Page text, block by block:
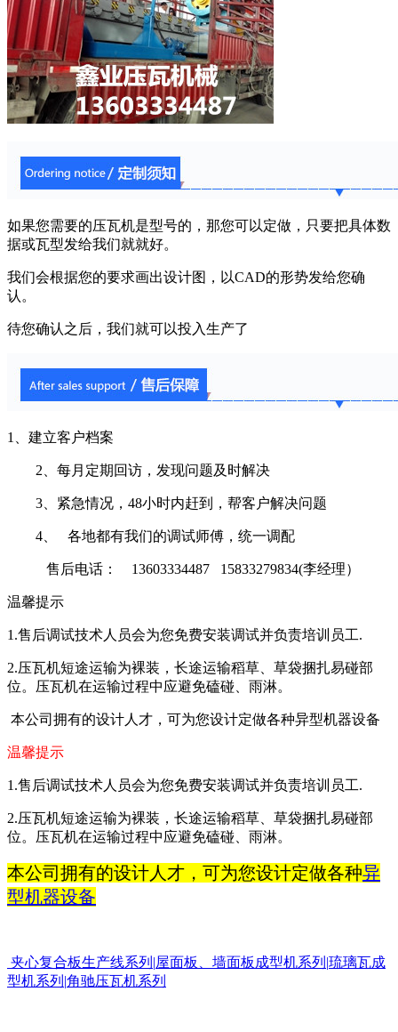
如果您需要的压瓦机是型号的，那您可以定做，只要把具体数
据或瓦型发给我们就就好。
我们会根据您的要求画出设计图，以CAD的形势发给您确
认。
待您确认之后，我们就可以投入生产了
1、建立客户档案
2、每月定期回访，发现问题及时解决
3、紧急情况，48小时内赶到，帮客户解决问题
4、 各地都有我们的调试师傅，统一调配
售后电话： 13603334487 15833279834(李经理）
温馨提示
1.售后调试技术人员会为您免费安装调试并负责培训员工.
2.压瓦机短途运输为裸装，长途运输稻草、草袋捆扎易碰部
位。压瓦机在运输过程中应避免磕碰、雨淋。
本公司拥有的设计人才，可为您设计定做各种异型机器设备
温馨提示
1.售后调试技术人员会为您免费安装调试并负责培训员工.
2.压瓦机短途运输为裸装，长途运输稻草、草袋捆扎易碰部
位。压瓦机在运输过程中应避免磕碰、雨淋。
本公司拥有的设计人才，可为您设计定做各种异
型机器设备
夹心复合板生产线系列 |屋面板 、墙面板成型机系列 |琉璃瓦成
型机系列 |角驰压瓦机系列